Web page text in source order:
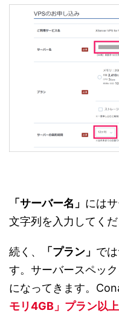
「サーバー名」 には
文字列を入力してくだ
続く、 「プラン」 で
す。サーバースペッ
になってきます。
モリ4GB」プラン以上